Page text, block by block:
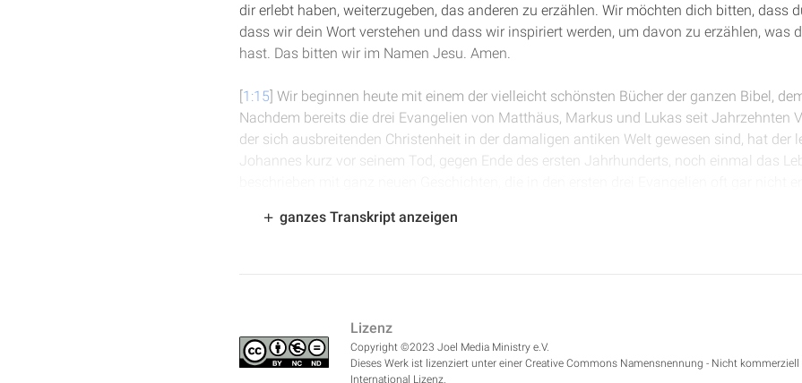
dir erlebt haben, weiterzugeben, das anderen zu erzählen. Wir möchten dich bitten, dass
dass wir dein Wort verstehen und dass wir inspiriert werden, um davon zu erzählen, was
hast. Das bitten wir im Namen Jesu. Amen.
[1:15] Wir beginnen heute mit einem der vielleicht schönsten Bücher der ganzen Bibel,
Nachdem bereits die drei Evangelien von Matthäus, Markus und Lukas seit Jahrzehnten
der sich ausbreitenden Christenheit in der damaligen antiken Welt gewesen sind, hat der
Johannes kurz vor seinem Tod, gegen Ende des ersten Jahrhunderts, noch einmal das
Jesus als Person und seine Begegnung mit einzelnen Menschen gewesen. Einige der
für das Wesen Gottes, für die Liebe Jesu. Und wenn wir das Johannes-Evangelium lesen,
Verständnis, diese Erfahrung mit der Liebe Gottes ganz besonders herausspüren können.
ganzes Transkript anzeigen
Lizenz
Copyright ©2023 Joel Media Ministry e.V.
Dieses Werk ist lizenziert unter einer Creative Commons Namensnennung - Nicht kommerziell
International Lizenz.